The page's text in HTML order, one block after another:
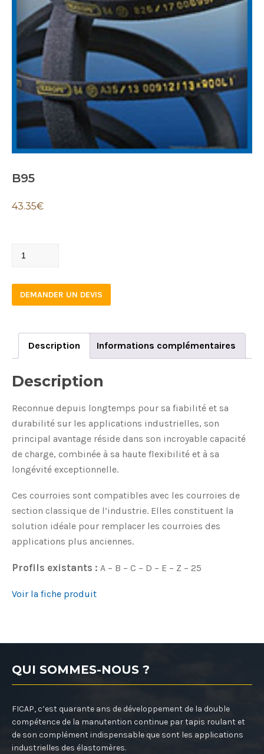
B95
43.35€
B95
DEMANDER UN DEVIS
Description Informations complémentaires
Description
Reconnue depuis longtemps pour sa fiabilité et sa
durabilité sur les applications industrielles, son
principal avantage réside dans son incroyable capacité
de charge, combinée à sa haute flexibilité et à sa
longévité exceptionnelle.
Ces courroies sont compatibles avec les courroies de
section classique de l’industrie. Elles constituent la
solution idéale pour remplacer les courroies des
applications plus anciennes.
Profils existants : A – B – C – D – E – Z – 25
Voir la fiche produit
QUI SOMMES-NOUS ?
FICAP, c’est quarante ans de développement de la double
compétence de la manutention continue par tapis roulant et
de son complément indispensable que sont les applications
industrielles des élastomères.